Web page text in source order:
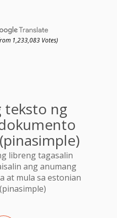
1,233,083 Votes)
teksto ng
libreng tagasalin
ang anumang
at mula sa estonian